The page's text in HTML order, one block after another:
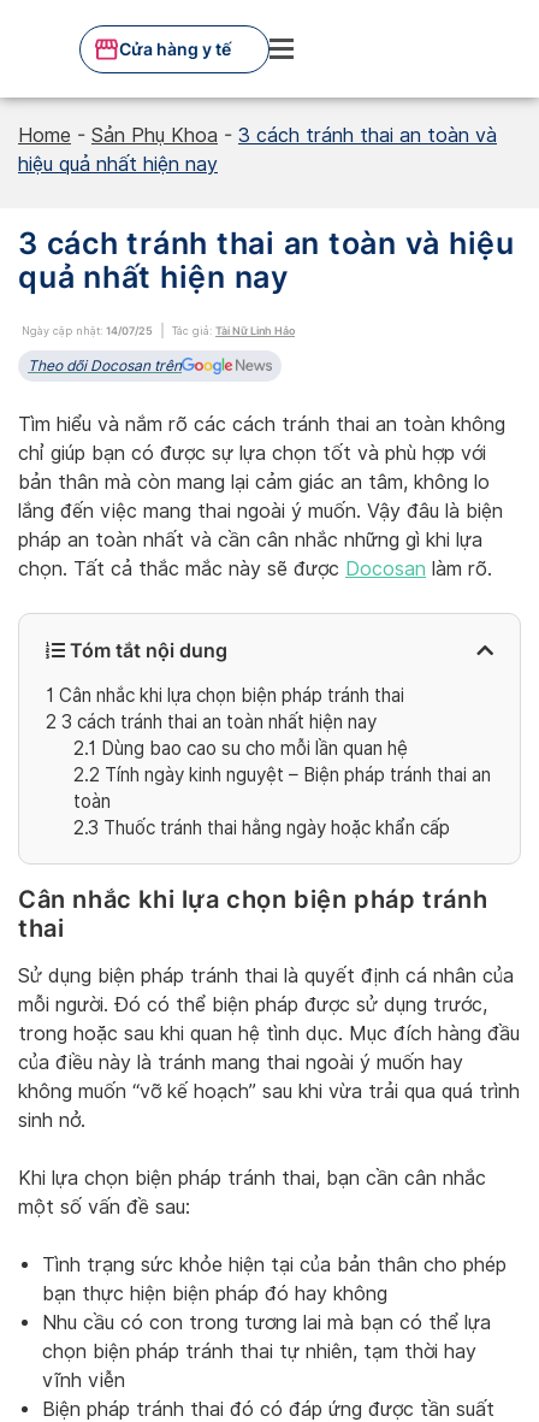
Cửa hàng y tế
Home - Sản Phụ Khoa - 3 cách tránh thai an toàn và
hiệu quả nhất hiện nay
3 cách tránh thai an toàn và hiệu
quả nhất hiện nay
Ngày cập nhật: 14/07/25 Tác giả: Tài Nữ Linh Hảo
Theo dõi Docosan trên
Tìm hiểu và nắm rõ các cách tránh thai an toàn không
chỉ giúp bạn có được sự lựa chọn tốt và phù hợp với
bản thân mà còn mang lại cảm giác an tâm, không lo
lắng đến việc mang thai ngoài ý muốn. Vậy đâu là biện
pháp an toàn nhất và cần cân nhắc những gì khi lựa
chọn. Tất cả thắc mắc này sẽ được Docosan làm rõ.
Tóm tắt nội dung
1 Cân nhắc khi lựa chọn biện pháp tránh thai
2 3 cách tránh thai an toàn nhất hiện nay
2.1 Dùng bao cao su cho mỗi lần quan hệ
2.2 Tính ngày kinh nguyệt – Biện pháp tránh thai an
toàn
2.3 Thuốc tránh thai hằng ngày hoặc khẩn cấp
Cân nhắc khi lựa chọn biện pháp tránh
thai
Sử dụng biện pháp tránh thai là quyết định cá nhân của
mỗi người. Đó có thể biện pháp được sử dụng trước,
trong hoặc sau khi quan hệ tình dục. Mục đích hàng đầu
của điều này là tránh mang thai ngoài ý muốn hay
không muốn “vỡ kế hoạch” sau khi vừa trải qua quá trình
sinh nở.
Khi lựa chọn biện pháp tránh thai, bạn cần cân nhắc
một số vấn đề sau:
Tình trạng sức khỏe hiện tại của bản thân cho phép
bạn thực hiện biện pháp đó hay không
Nhu cầu có con trong tương lai mà bạn có thể lựa
chọn biện pháp tránh thai tự nhiên, tạm thời hay
vĩnh viễn
Biện pháp tránh thai đó có đáp ứng được tần suất